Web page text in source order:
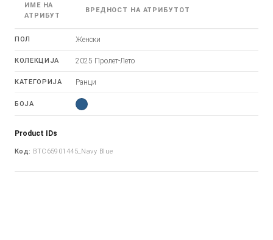
ИМЕ НА
АТРИБУТ
ВРЕДНОСТ НА АТРИБУТОТ
ПОЛ Женски
КОЛЕКЦИЈА 2025 Пролет-Лето
КАТЕГОРИЈА Ранци
БОЈА
Product IDs
Код: BTC65901445_Navy Blue